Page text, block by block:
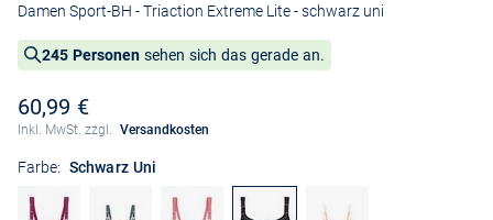
Damen Sport-BH - Triaction Extreme Lite- schwarz uni
245 Personen sehen sich das gerade an.
60,99 €
Inkl. MwSt. zzgl. Versandkosten
Farbe: Schwarz Uni